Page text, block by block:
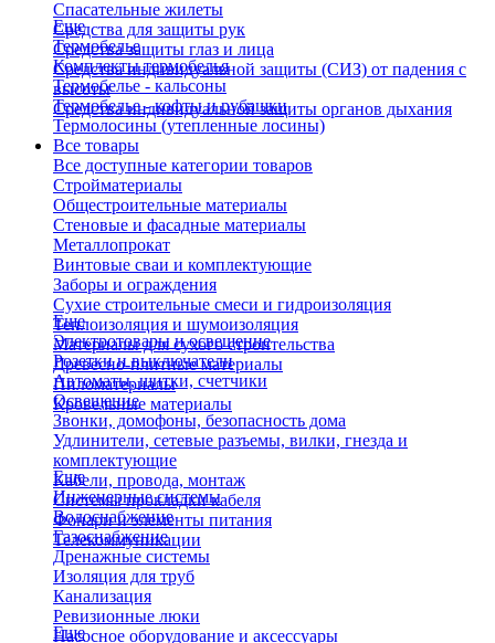
Спасательные жилеты
Средства для защиты рук
Средства защиты глаз и лица
Средства индивидуальной защиты (СИЗ) от падения с
высоты
Средства индивидуальной защиты органов дыхания
Еще
Термобелье
Комплекты термобелья
Термобелье - кальсоны
Термобелье - кофты и рубашки
Термолосины (утепленные лосины)
Все товары
Все доступные категории товаров
Стройматериалы
Общестроительные материалы
Стеновые и фасадные материалы
Металлопрокат
Винтовые сваи и комплектующие
Заборы и ограждения
Сухие строительные смеси и гидроизоляция
Теплоизоляция и шумоизоляция
Материалы для сухого строительства
Древесно-плитные материалы
Пиломатериалы
Кровельные материалы
Еще
Электротовары и освещение
Розетки и выключатели
Автоматы, щитки, счетчики
Освещение
Звонки, домофоны, безопасность дома
Удлинители, сетевые разъемы, вилки, гнезда и
комплектующие
Кабели, провода, монтаж
Системы прокладки кабеля
Фонари и элементы питания
Телекоммуникации
Еще
Инженерные системы
Водоснабжение
Газоснабжение
Дренажные системы
Изоляция для труб
Канализация
Ревизионные люки
Насосное оборудование и аксессуары
Еще